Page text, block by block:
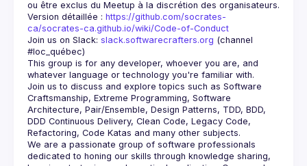
Version détaillée : https://github.com/socrates-
ca/socrates-ca.github.io/wiki/Code-of-Conduct
Join us on Slack: slack.softwarecrafters.org (channel
#loc_québec)
This group is for any developer, whoever you are, and
Join us to discuss and explore topics such as Software
Craftsmanship, Extreme Programming, Software
Architecture, Pair/Ensemble, Design Patterns, TDD, BDD,
DDD Continuous Delivery, Clean Code, Legacy Code,
We are a passionate group of software professionals
dedicated to honing our skills through knowledge sharing,